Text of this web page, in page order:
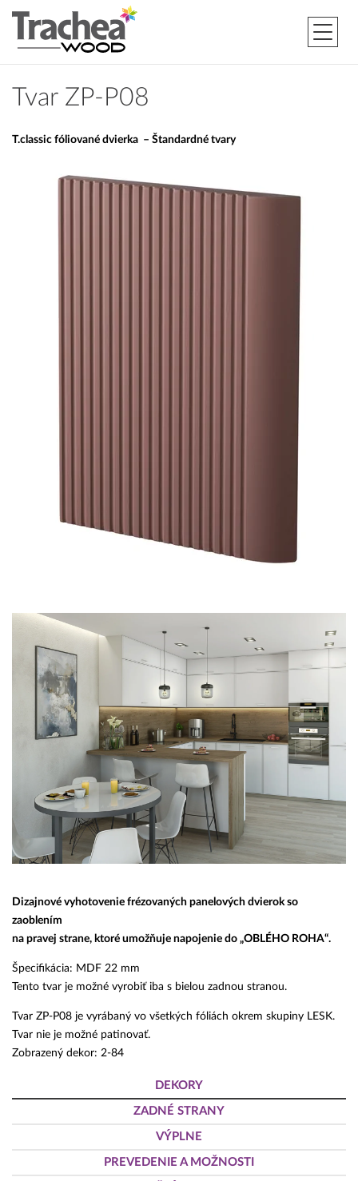
Tvar ZP-P08
T.classic fóliované dvierka – Štandardné tvary
Dizajnové vyhotovenie frézovaných panelových dvierok so
zaoblením
na pravej strane, ktoré umožňuje napojenie do „OBLÉHO ROHA“.
Špecifikácia: MDF 22 mm
Tento tvar je možné vyrobiť iba s bielou zadnou stranou.
Tvar ZP-P08 je vyrábaný vo všetkých fóliách okrem skupiny LESK.
Tvar nie je možné patinovať.
Zobrazený dekor: 2-84
DEKORY
ZADNÉ STRANY
VÝPLNE
PREVEDENIE A MOŽNOSTI